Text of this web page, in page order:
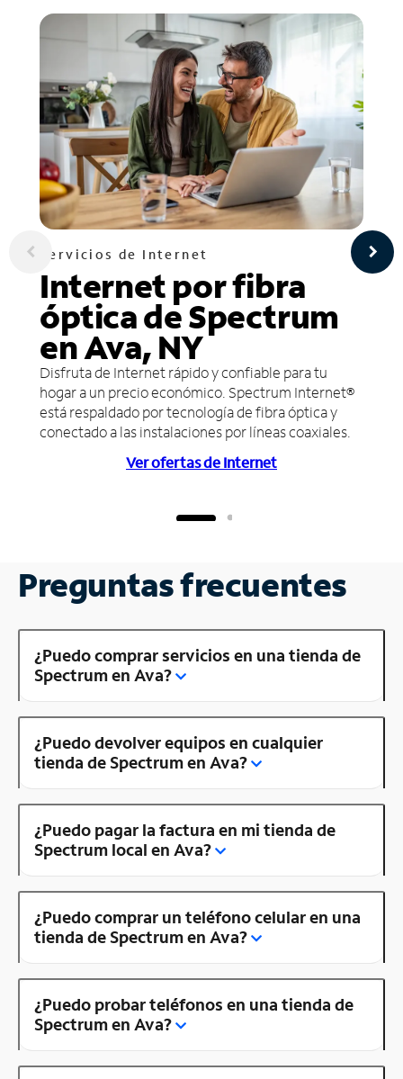
Servicios de Internet
Internet por fibra
óptica de Spectrum
en Ava, NY
Disfruta de Internet rápido y confiable para tu
hogar a un precio económico. Spectrum Internet®
está respaldado por tecnología de fibra óptica y
conectado a las instalaciones por líneas coaxiales.
Ver ofertas de Internet
Preguntas frecuentes
¿Puedo comprar servicios en una tienda de
Spectrum en Ava?
¿Puedo devolver equipos en cualquier
tienda de Spectrum en Ava?
¿Puedo pagar la factura en mi tienda de
Spectrum local en Ava?
¿Puedo comprar un teléfono celular en una
tienda de Spectrum en Ava?
¿Puedo probar teléfonos en una tienda de
Spectrum en Ava?